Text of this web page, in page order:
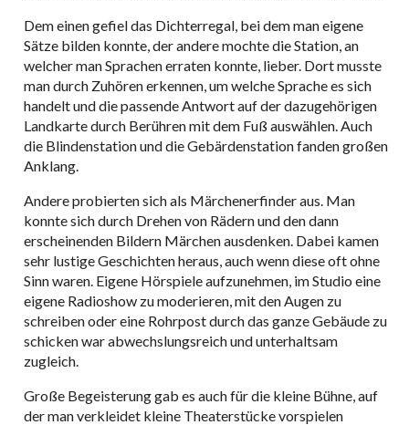
Dem einen gefiel das Dichterregal, bei dem man eigene
Sätze bilden konnte, der andere mochte die Station, an
welcher man Sprachen erraten konnte, lieber. Dort musste
man durch Zuhören erkennen, um welche Sprache es sich
handelt und die passende Antwort auf der dazugehörigen
Landkarte durch Berühren mit dem Fuß auswählen. Auch
die Blindenstation und die Gebärdenstation fanden großen
Anklang.
Andere probierten sich als Märchenerfinder aus. Man
konnte sich durch Drehen von Rädern und den dann
erscheinenden Bildern Märchen ausdenken. Dabei kamen
sehr lustige Geschichten heraus, auch wenn diese oft ohne
Sinn waren. Eigene Hörspiele aufzunehmen, im Studio eine
eigene Radioshow zu moderieren, mit den Augen zu
schreiben oder eine Rohrpost durch das ganze Gebäude zu
schicken war abwechslungsreich und unterhaltsam
zugleich.
Große Begeisterung gab es auch für die kleine Bühne, auf
der man verkleidet kleine Theaterstücke vorspielen